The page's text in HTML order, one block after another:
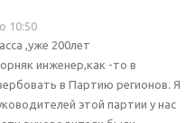
10:50
,уже 200лет
инженер,как -то в
в Партию регионов. Я
этой партии у нас